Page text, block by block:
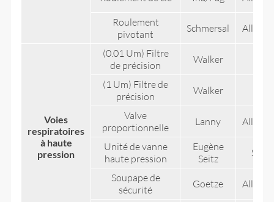
Roulement
pivotant
Schmersal
Voies
respiratoires
à haute
pression
(0.01 Um) Filtre
de précision
Walker
(1 Um) Filtre de
précision
Walker
Valve
proportionnelle
Lanny
Unité de vanne
haute pression
Eugène
Seitz
Soupape de
sécurité
Goetze